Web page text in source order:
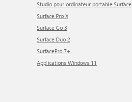
Studio pour ordinateur portable Surface
Surface Pro X
Surface Go 3
Surface Duo 2
SurfacePro 7+
Applications Windows 11